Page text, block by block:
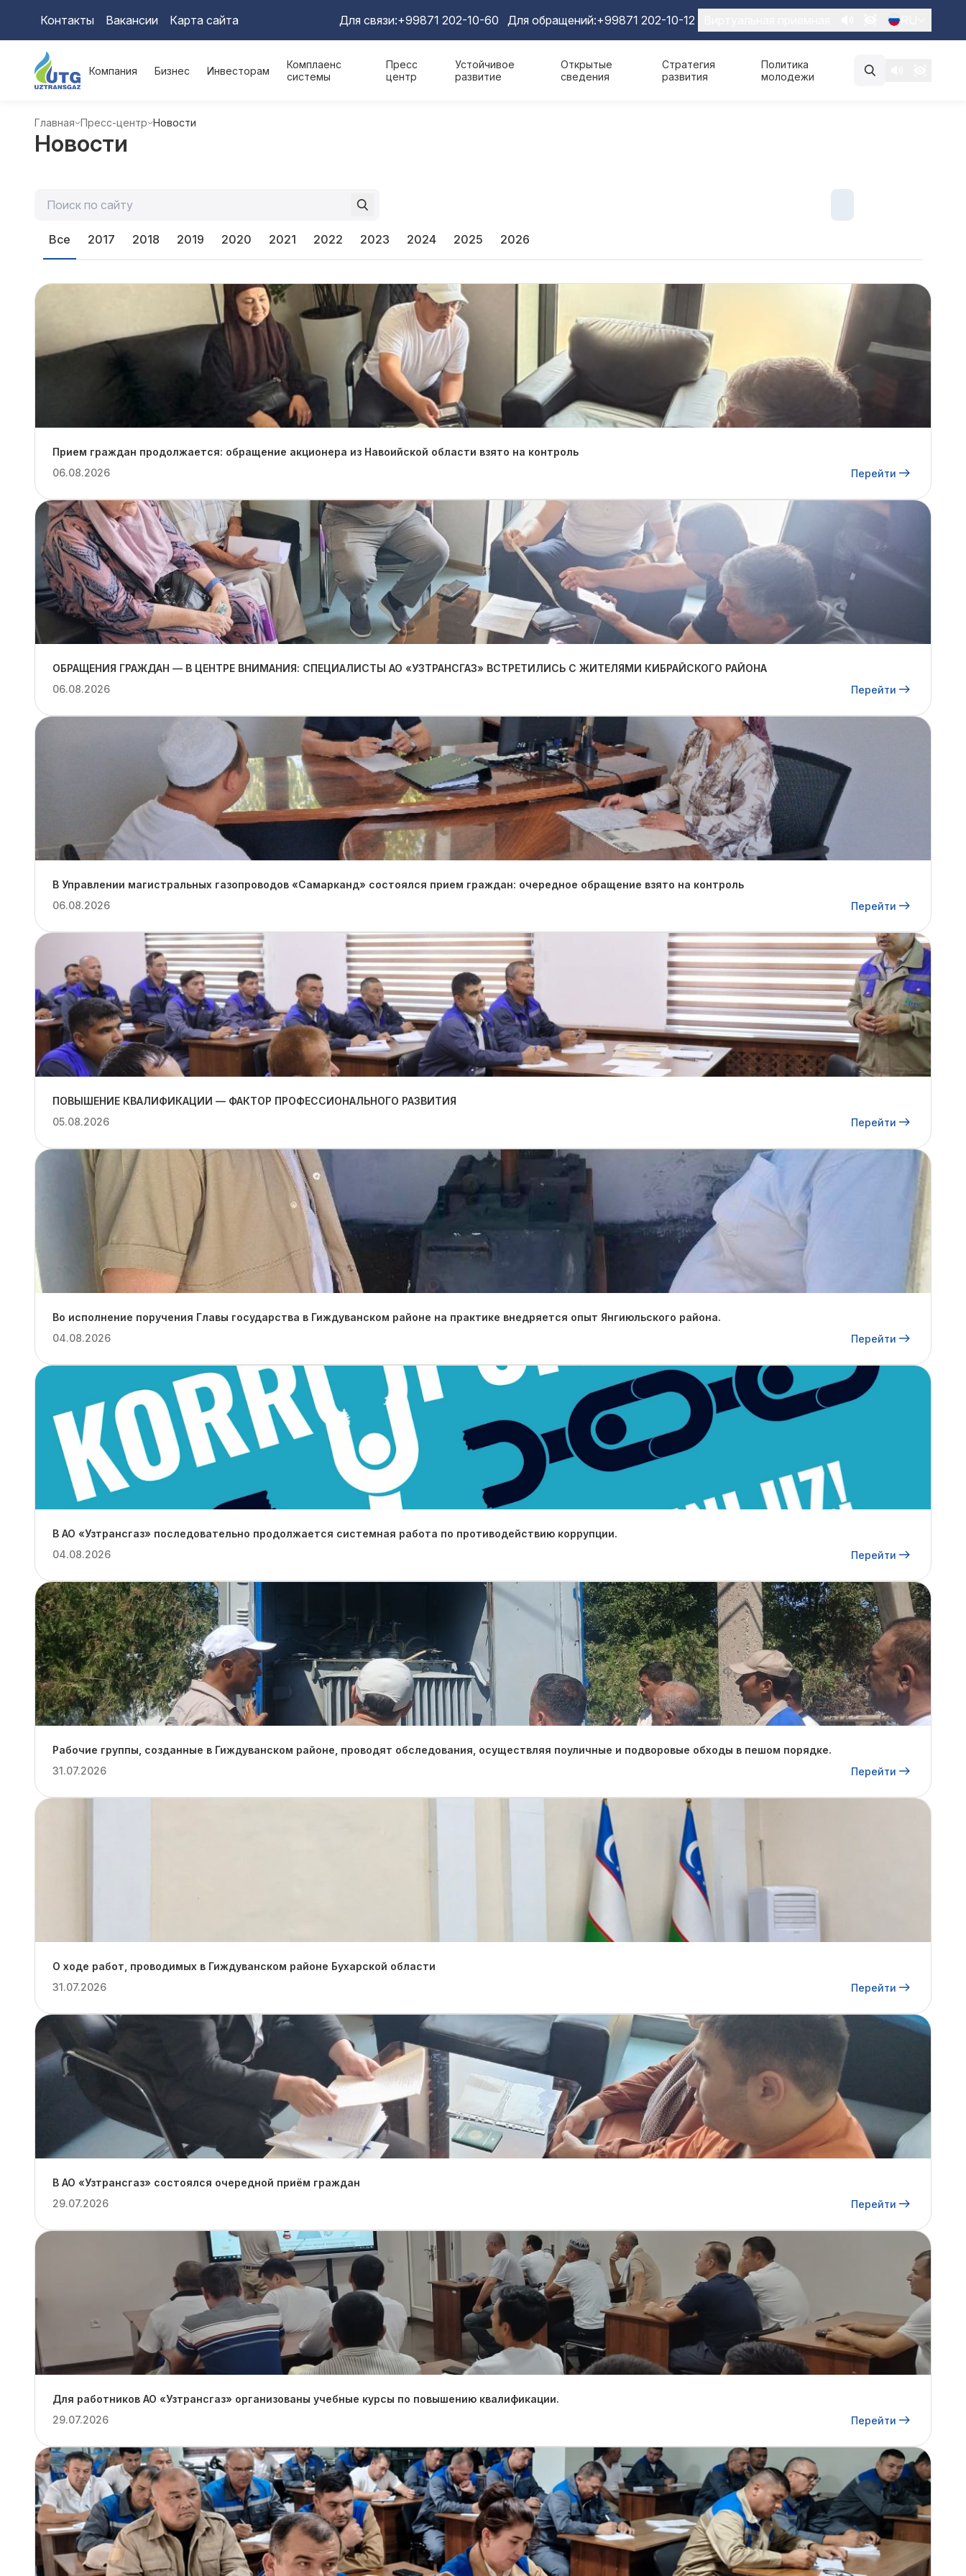
Контакты Вакансии Карта сайта Для связи:+99871 202-10-60 Для обращений:+99871 202-10-12
Компания Бизнес Инвесторам
Комплаенс
системы
Пресс
центр
Устойчивое
развитие
Открытые
сведения
Стратегия
развития
Политика
молодежи
Главная Пресс-центр Новости
Новости
Все 2017 2018 2019 2020 2021 2022 2023 2024 2025 2026
Прием граждан продолжается: обращение акционера из Навоийской области взято на контроль
06.08.2026
Перейти
ОБРАЩЕНИЯ ГРАЖДАН — В ЦЕНТРЕ ВНИМАНИЯ: СПЕЦИАЛИСТЫ АО «УЗТРАНСГАЗ» ВСТРЕТИЛИСЬ С ЖИТЕЛЯМИ КИБРАЙСКОГО РАЙОНА
06.08.2026
Перейти
В Управлении магистральных газопроводов «Самарканд» состоялся прием граждан: очередное обращение взято на контроль
06.08.2026
Перейти
ПОВЫШЕНИЕ КВАЛИФИКАЦИИ — ФАКТОР ПРОФЕССИОНАЛЬНОГО РАЗВИТИЯ
05.08.2026
Перейти
Во исполнение поручения Главы государства в Гиждуванском районе на практике внедряется опыт Янгиюльского района.
04.08.2026
Перейти
В АО «Узтрансгаз» последовательно продолжается системная работа по противодействию коррупции.
04.08.2026
Перейти
Рабочие группы, созданные в Гиждуванском районе, проводят обследования, осуществляя поуличные и подворовые обходы в пешом порядке.
31.07.2026
Перейти
О ходе работ, проводимых в Гиждуванском районе Бухарской области
31.07.2026
Перейти
В АО «Узтрансгаз» состоялся очередной приём граждан
29.07.2026
Перейти
Для работников АО «Узтрансгаз» организованы учебные курсы по повышению квалификации.
29.07.2026
Перейти